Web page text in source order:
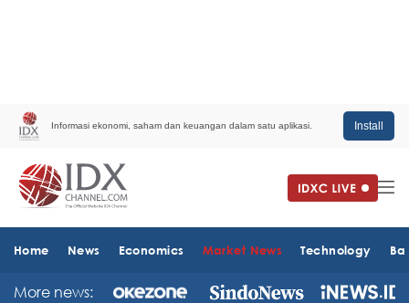
Informasi ekonomi, saham dan keuangan dalam satu aplikasi. Install
Home News Economics Market News Technology
More news: